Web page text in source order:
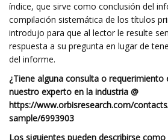
índice, que sirve como conclusión del
compilación sistemática de los títulos
introdujo para que al lector le resulte
respuesta a su pregunta en lugar de
del informe.
¿Tiene alguna consulta o requerimiento
nuestro experto en la industria @
https://www.orbisresearch.com/
sample/6993903
Los siguientes pueden describirse